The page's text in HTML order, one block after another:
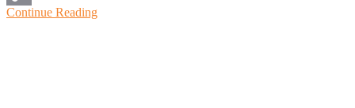
Copy
Continue Reading